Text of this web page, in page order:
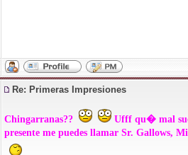
Re: Primeras Impresiones
Chingarranas??
Ufff qu� mal
presente me puedes llamar Sr. Gallows,